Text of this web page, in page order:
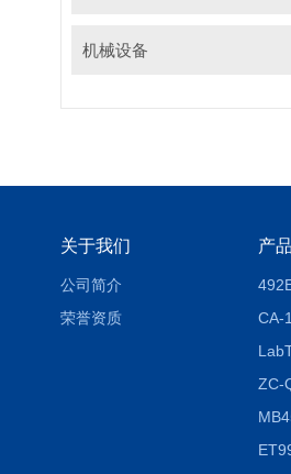
机械设备
关于我们
公司简介
荣誉资质
产
ZC-